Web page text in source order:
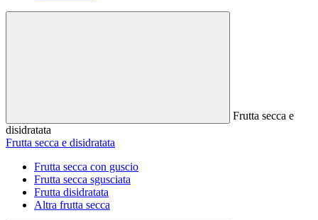
Frutta secca e
disidratata
Frutta secca e disidratata
Frutta secca con guscio
Frutta secca sgusciata
Frutta disidratata
Altra frutta secca